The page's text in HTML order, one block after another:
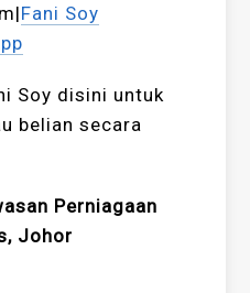
Fani Soy
Soy disini untuk
belian secara
Perniagaan
Johor